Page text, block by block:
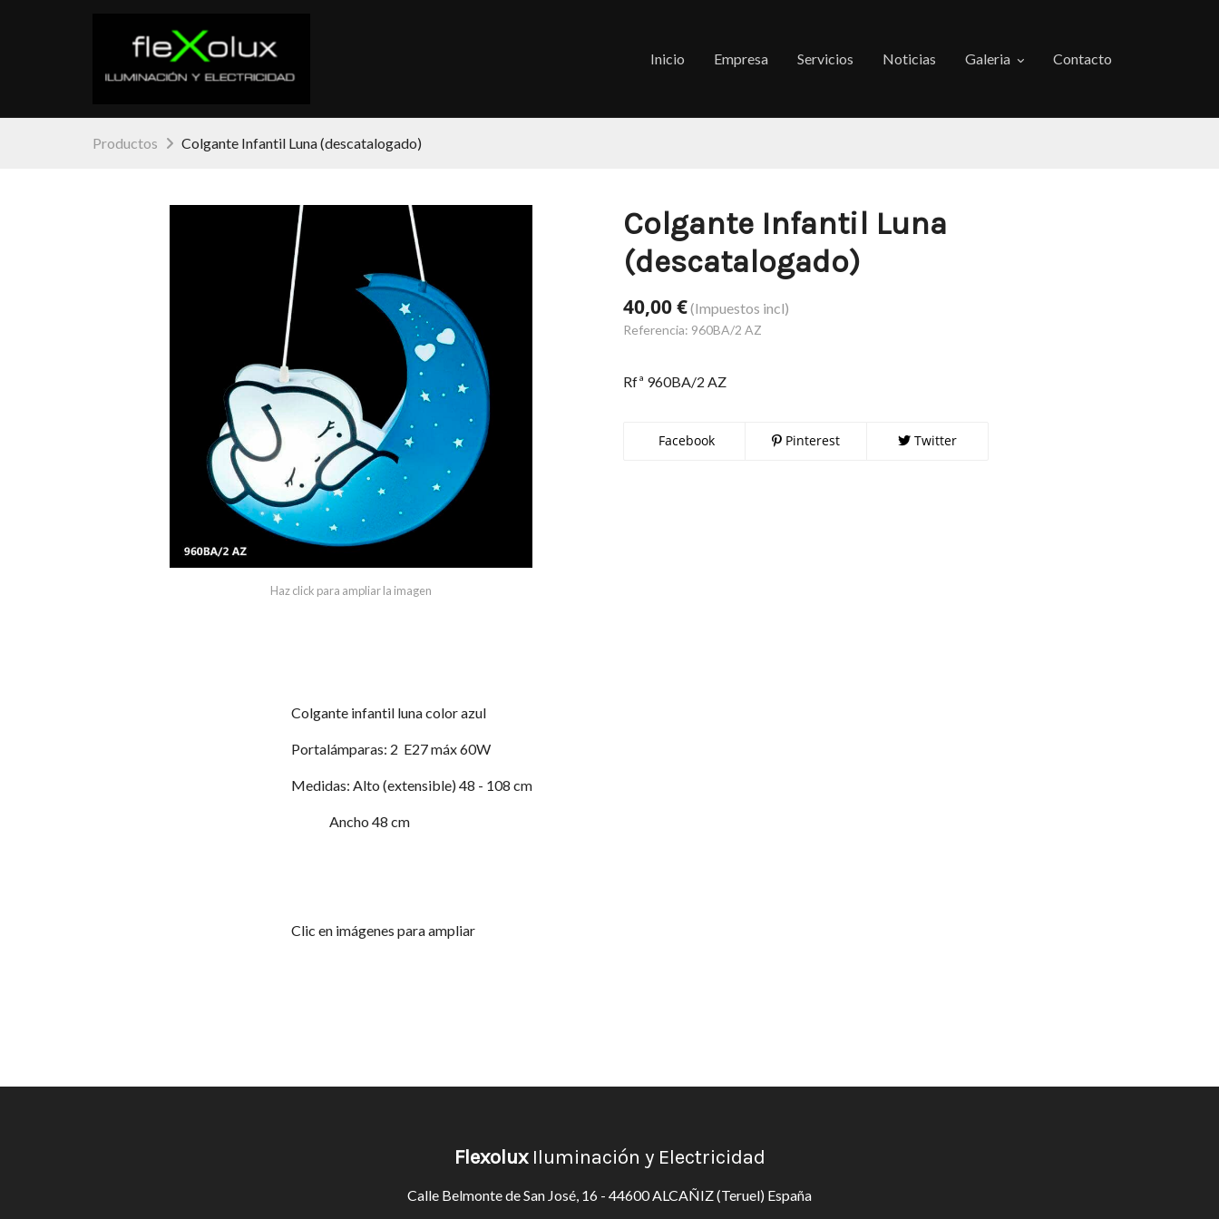
Inicio Empresa Servicios Noticias Galeria Contacto
Productos Colgante Infantil Luna (descatalogado)
Haz click para ampliar la imagen
Colgante Infantil Luna
(descatalogado)
40,00 €(Impuestos incl)
Referencia: 960BA/2 AZ
Rfª 960BA/2 AZ
Facebook Pinterest Twitter
Colgante infantil luna color azul
Portalámparas: 2 E27 máx 60W
Medidas: Alto (extensible) 48 - 108 cm
Ancho 48 cm
Clic en imágenes para ampliar
Flexolux Iluminación y Electricidad
Calle Belmonte de San José, 16 - 44600 ALCAÑIZ (Teruel) España